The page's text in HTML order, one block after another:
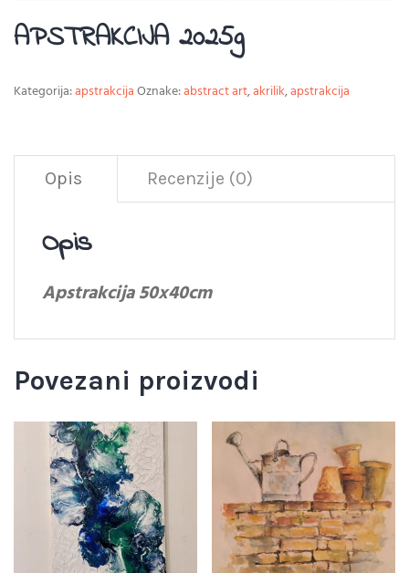
APSTRAKCIJA 2025g
Kategorija:apstrakcijaOznake:abstract art,akrilik,apstrakcija
Opis Recenzije (0)
Opis
Apstrakcija 50x40cm
Povezani proizvodi